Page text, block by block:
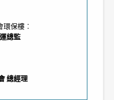
保樓︰
總監
總經理